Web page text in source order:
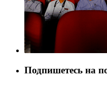
Подпишетесь на